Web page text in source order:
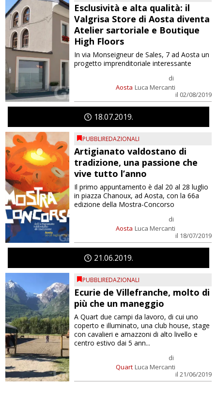
Esclusività e alta qualità: il
Valgrisa Store di Aosta diventa
Atelier sartoriale e Boutique
High Floors
Aosta
di
Luca Mercanti
il 02/08/2019
In via Monseigneur de Sales, 7 ad Aosta un
progetto imprenditoriale interessante
1807 2019
PUBBLIREDAZIONALI
Artigianato valdostano di
tradizione, una passione che
vive tutto l’anno
Aosta
di
Luca Mercanti
il 18/07/2019
Il primo appuntamento è dal 20 al 28 luglio
in piazza Chanoux, ad Aosta, con la 66a
edizione della Mostra-Concorso
21 06 2019
PUBBLIREDAZIONALI
Ecurie de Villefranche, molto di
più che un maneggio
Quart
di
Luca Mercanti
il 21/06/2019
A Quart due campi da lavoro, di cui uno
coperto e illuminato, una club house, stage
con cavalieri e amazzoni di alto livello e
centro estivo dai 5 ann...